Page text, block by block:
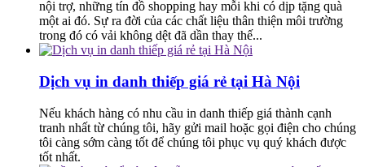
nội trợ, những tín đồ shopping hay mỗi khi có dịp tặng quà
một ai đó. Sự ra đời của các chất liệu thân thiện môi trường
trong đó có vải không dệt đã dần thay thế...
Dịch vụ in danh thiếp giá rẻ tại Hà Nội
Nếu khách hàng có nhu cầu in danh thiếp giá thành cạnh
tranh nhất từ chúng tôi, hãy gửi mail hoặc gọi điện cho chúng
tôi càng sớm càng tốt để chúng tôi phục vụ quý khách được
tốt nhất.